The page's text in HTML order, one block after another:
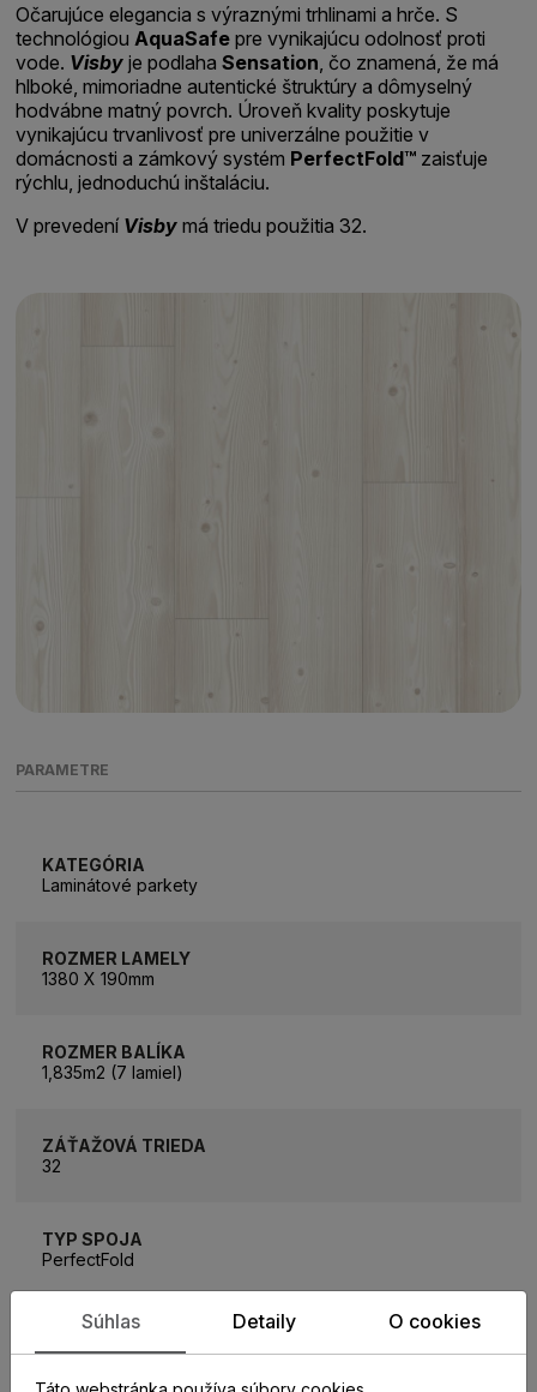
Očarujúce elegancia s výraznými trhlinami a hrče. S
technológiou AquaSafe pre vynikajúcu odolnosť proti
vode. Visby je podlahaSensation , čo znamená, že má
hlboké, mimoriadne autentické štruktúry a dômyselný
hodvábne matný povrch. Úroveň kvality poskytuje
vynikajúcu trvanlivosť pre univerzálne použitie v
domácnosti a zámkový systém PerfectFold™ zaisťuje
rýchlu, jednoduchú inštaláciu.
V prevedení Visbymá triedu použitia 32.
PARAMETRE
KATEGÓRIA
Laminátové parkety
ROZMER LAMELY
1380 X 190mm
ROZMER BALÍKA
1,835m2 (7 lamiel)
ZÁŤAŽOVÁ TRIEDA
32
TYP SPOJA
PerfectFold
HRÚBKA PODLAHY
8 mm
Súhlas Detaily O cookies